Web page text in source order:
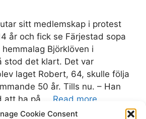
Cookie Consent
sitt medlemskap i protest
år och fick se Färjestad sopa
Björklöven i
stod det klart. Det var
laget Robert, 64, skulle följa
50 år. Tills nu. – Han
att ha på … Read more